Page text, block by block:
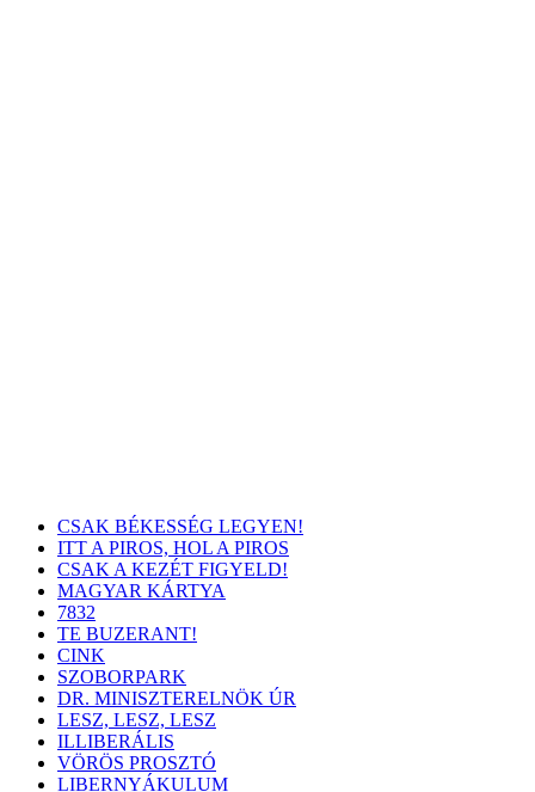
CSAK BÉKESSÉG LEGYEN!
ITT A PIROS, HOL A PIROS
CSAK A KEZÉT FIGYELD!
MAGYAR KÁRTYA
7832
TE BUZERANT!
CINK
SZOBORPARK
DR. MINISZTERELNÖK ÚR
LESZ, LESZ, LESZ
ILLIBERÁLIS
VÖRÖS PROSZTÓ
LIBERNYÁKULUM